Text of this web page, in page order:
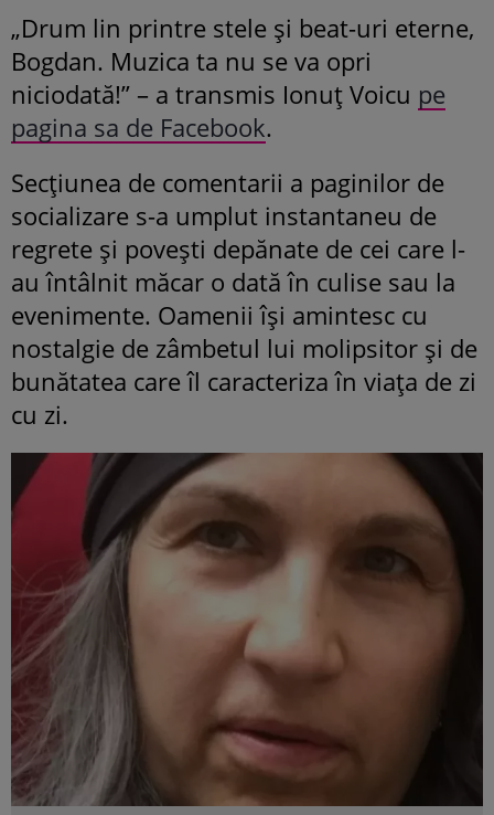
„Drum lin printre stele și beat-uri eterne,
Bogdan. Muzica ta nu se va opri
niciodată!” – a transmis Ionuț Voicu pe
pagina sa de Facebook.
Secțiunea de comentarii a paginilor de
socializare s-a umplut instantaneu de
regrete și povești depănate de cei care l-
au întâlnit măcar o dată în culise sau la
evenimente. Oamenii își amintesc cu
nostalgie de zâmbetul lui molipsitor și de
bunătatea care îl caracteriza în viața de zi
cu zi.